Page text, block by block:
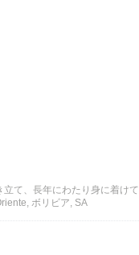
て、長年にわたり身に着けて
ボリビア, SA